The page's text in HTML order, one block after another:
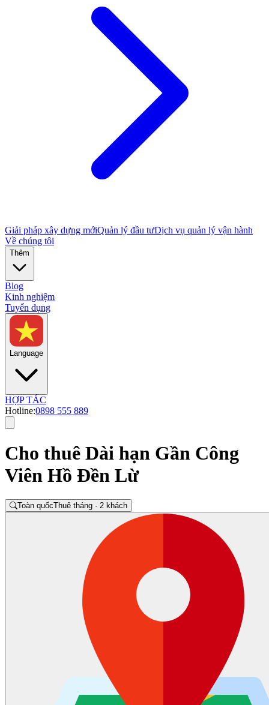
Giải pháp xây dựng mớiQuản lý đầu tưDịch vụ quản lý vận hành
Về chúng tôi
Thêm
Blog
Kinh nghiệm
Tuyển dụng
Language
HỢP TÁC
Hotline:0898 555 889
Cho thuê Dài hạn Gần Công
Viên Hồ Đền Lừ
Toàn quốcThuê tháng · 2 khách